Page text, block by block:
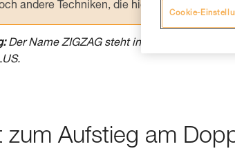
andere Techniken, die hier nicht
Der Name ZIGZAG steht in diesem
zum Aufstieg am
Cookie-